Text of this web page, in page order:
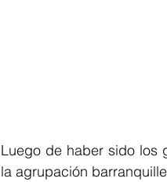
Luego de haber sido los
la agrupación